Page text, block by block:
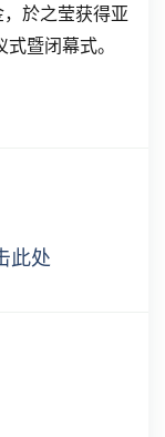
於之莹获得亚
暨闭幕式。
此处